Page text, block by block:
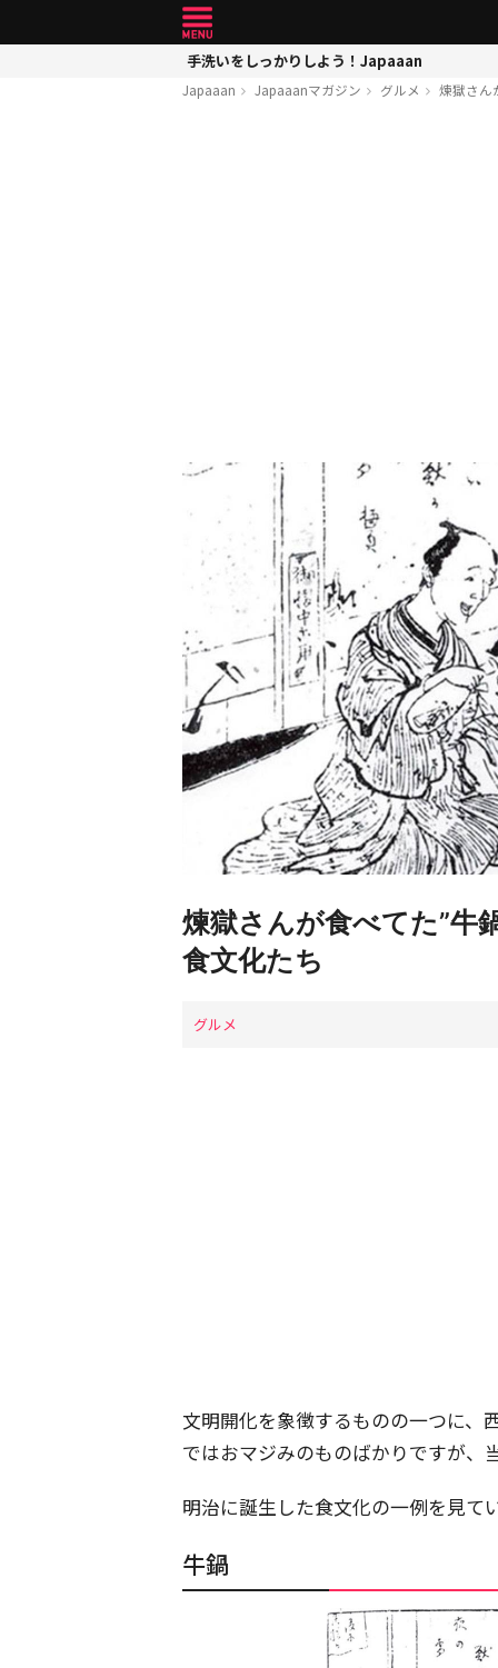
手洗いをしっかりしよう！Japaaan
Japaaan Japaaanマガジン グルメ 煉獄さん
煉獄さんが食べてた”牛
食文化たち
グルメ
文明開化を象徴するものの一つに、
ではおマジみのものばかりですが、
明治に誕生した食文化の一例を見て
牛鍋